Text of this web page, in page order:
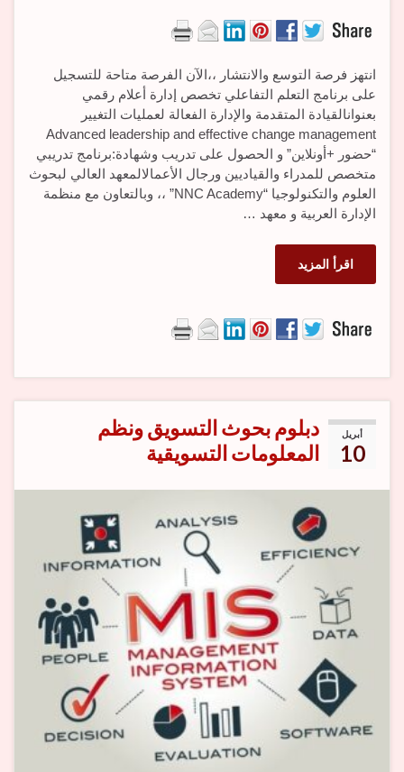
انتهز فرصة التوسع والانتشار ،،الآن الفرصة متاحة للتسجيل
على برنامج التعلم التفاعلي تخصص إدارة أعلام رقمي
بعنوانالقيادة المتقدمة والإدارة الفعالة لعمليات التغيير
Advanced leadership and effective change management
“حضور +أونلاين” و الحصول على تدريب وشهادة:برنامج تدريبي
متخصص للمدراء والقياديين ورجال الأعمالالمعهد العالي لبحوث
العلوم والتكنولوجيا “NNC Academy” ،، وبالتعاون مع منظمة
الإدارة العربية و معهد …
اقرأ المزيد
أبريل
10
دبلوم بحوث التسويق ونظم
المعلومات التسويقية